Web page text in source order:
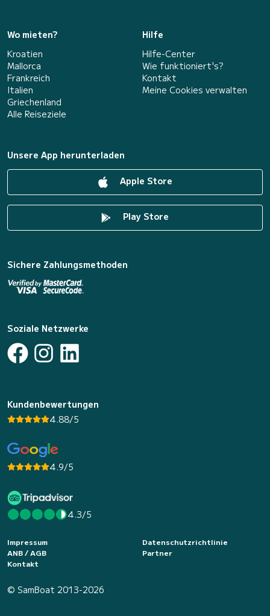
Wo mieten?
Kroatien
Mallorca
Frankreich
Italien
Griechenland
Alle Reiseziele
Hilfe
Hilfe-Center
Wie funktioniert's?
Kontakt
Meine Cookies verwalten
Unsere App herunterladen
Apple Store
Play Store
Sichere Zahlungsmethoden
Soziale Netzwerke
Kundenbewertungen
4.88/5
4.9/5
4.3/5
Impressum
Datenschutzrichtlinie
ANB / AGB
Partner
Kontakt
© SamBoat 2013-2026